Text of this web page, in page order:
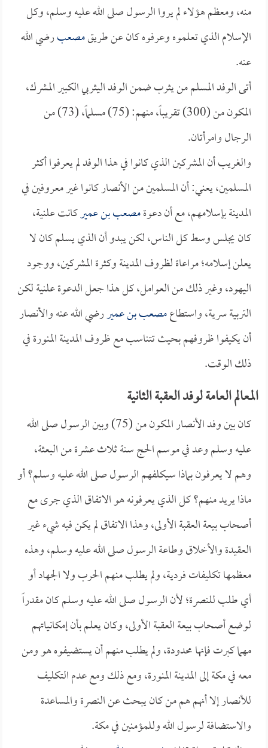
منه، ومعظم هؤلاء لم يروا الرسول صلى الله عليه وسلم، وكل
الإسلام الذي تعلموه وعرفوه كان عن طريقمصعبرضي الله
عنه.
أتى الوفد المسلم من يثرب ضمن الوفد اليثربي الكبير المشرك،
المكون من (300) تقريباً، منهم: (75) مسلماً، (73) من
الرجال وامرأتان.
والغريب أن المشركين الذي كانوا في هذا الوفد لم يعرفوا أكثر
المسلمين، يعني: أن المسلمين من الأنصار كانوا غير معروفين في
المدينة بإسلامهم، مع أن دعوةمصعب بن عميركانت علنية،
كان يجلس وسط كل الناس، لكن يبدو أن الذي يسلم كان لا
يعلن إسلامه؛ مراعاة لظروف المدينة وكثرة المشركين، ووجود
اليهود، وغير ذلك من العوامل، كل هذا جعل الدعوة علنية لكن
التربية سرية، واستطاعمصعب بن عميررضي الله عنه والأنصار
أن يكيفوا ظروفهم بحيث تتناسب مع ظروف المدينة المنورة في
ذلك الوقت.
المعالم العامة لوفد العقبة الثانية
كان بين وفد الأنصار المكون من (75) وبين الرسول صلى الله
عليه وسلم وعد في موسم الحج سنة ثلاث عشرة من البعثة،
وهم لا يعرفون بماذا سيكلفهم الرسول صلى الله عليه وسلم؟ أو
ماذا يريد منهم؟ كل الذي يعرفونه هو الاتفاق الذي جرى مع
أصحاب بيعة العقبة الأولى، وهذا الاتفاق لم يكن فيه شيء غير
العقيدة والأخلاق وطاعة الرسول صلى الله عليه وسلم، وهذه
معظمها تكليفات فردية، ولم يطلب منهم الحرب ولا الجهاد أو
أي طلب للنصرة؛ لأن الرسول صلى الله عليه وسلم كان مقدراً
لوضع أصحاب بيعة العقبة الأولى، وكان يعلم بأن إمكانياتهم
مهما كبرت فإنها محدودة، ولم يطلب منهم أن يستضيفوه هو ومن
معه في مكة إلى المدينة المنورة، ومع ذلك ومع عدم التكليف
للأنصار إلا أنهم هم من كان يبحث عن النصرة والمساعدة
والاستضافة لرسول الله وللمؤمنين في مكة.